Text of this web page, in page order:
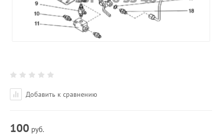
Добавить к сравнению
100 руб.